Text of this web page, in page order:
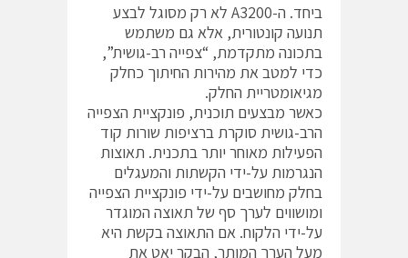
ביחד. ה-A3200 לא רק מסוגל לבצע
תנועה קונטורית, אלא גם משתמש
בתכונה מתקדמת, “צפייה רב-גושית”,
כדי למטב את מהירות החיתוך כחלק
מגיאומטריית החלק.
כאשר מבצעים תוכנית, פונקציית הצפייה
הרב-גושית סוקרת ברציפות שורות קוד
הפעילות מאוחר יותר בתכנית. תאוצות
הנגרמות על-ידי הקשתות והמעגלים
בחלק מחושבים על-ידי פונקציית הצפייה
ומושווים לערך סף של תאוצה המוגדר
על-ידי הלקוח. אם התאוצה בקשת היא
מעל הערך המותר, הבקר יאט את